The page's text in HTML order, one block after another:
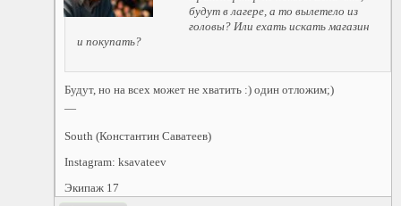
будут в лагере, а то вылетело из
головы? Или ехать искать магазин
и покупать?
Будут, но на всех может не хватить :) один отложим;)
—
South (Константин Саватеев)
Instagram: ksavateev
Экипаж 17